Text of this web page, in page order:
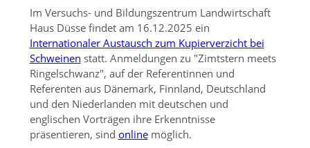
Im Versuchs- und Bildungszentrum Landwirtschaft
Haus Düsse findet am 16.12.2025 ein
Internationaler Austausch zum Kupierverzicht bei
Schweinen statt. Anmeldungen zu Zimtstern meets
Ringelschwanz , auf der Referentinnen und
Referenten aus Dänemark, Finnland, Deutschland
und den Niederlanden mit deutschen und
englischen Vorträgen ihre Erkenntnisse
präsentieren, sind onlinemöglich.